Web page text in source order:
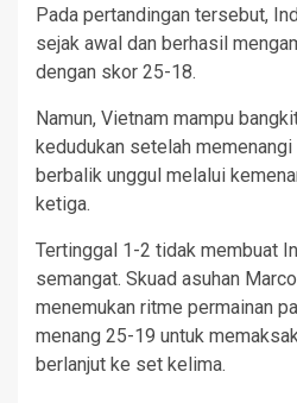
Pada pertandingan tersebut,
sejak awal dan berhasil
dengan skor 25-18.
Namun, Vietnam mampu
kedudukan setelah
berbalik unggul melalui
ketiga.
Tertinggal 1-2 tidak membuat
semangat. Skuad asuhan
menemukan ritme permainan
menang 25-19 untuk
berlanjut ke set kelima.